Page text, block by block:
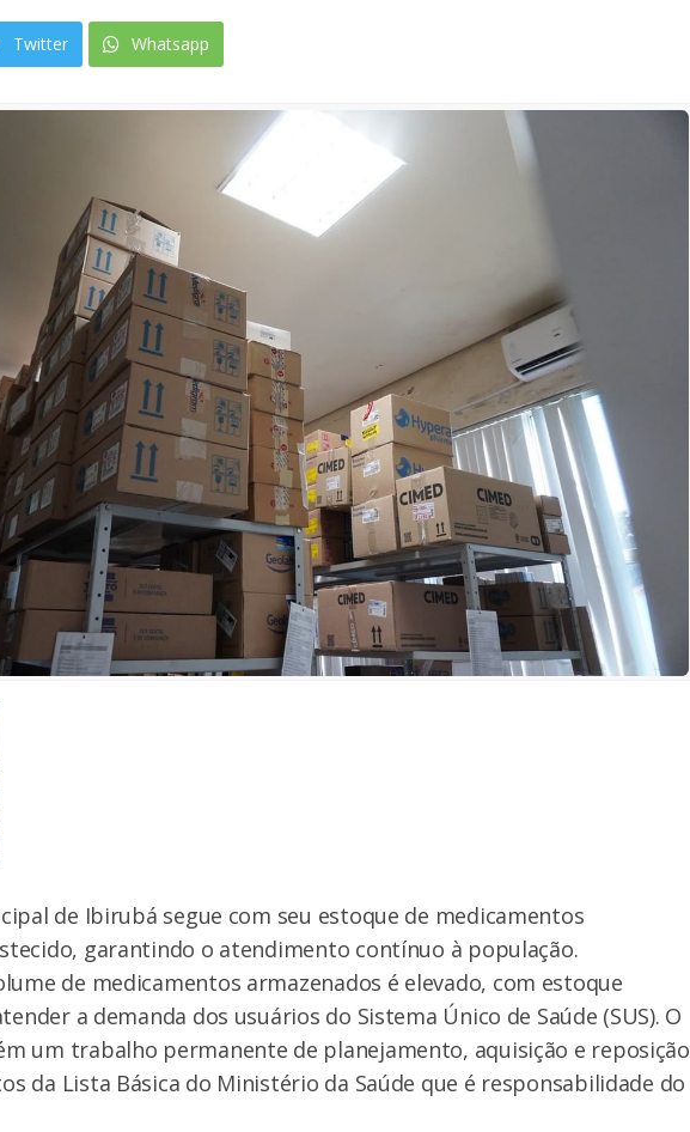
Twitter Whatsapp
de Ibirubá segue com seu estoque de medicamentos
garantindo o atendimento contínuo à população.
de medicamentos armazenados é elevado, com estoque
a demanda dos usuários do Sistema Único de Saúde (SUS). O
um trabalho permanente de planejamento, aquisição e reposição
da Lista Básica do Ministério da Saúde que é responsabilidade do